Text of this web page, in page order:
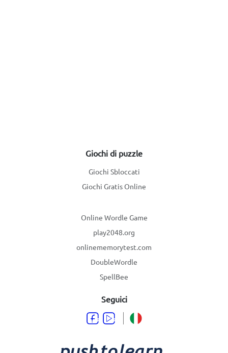
Giochi di puzzle
Giochi Sbloccati
Giochi Gratis Online
Online Wordle Game
play2048.org
onlinememorytest.com
DoubleWordle
SpellBee
Seguici